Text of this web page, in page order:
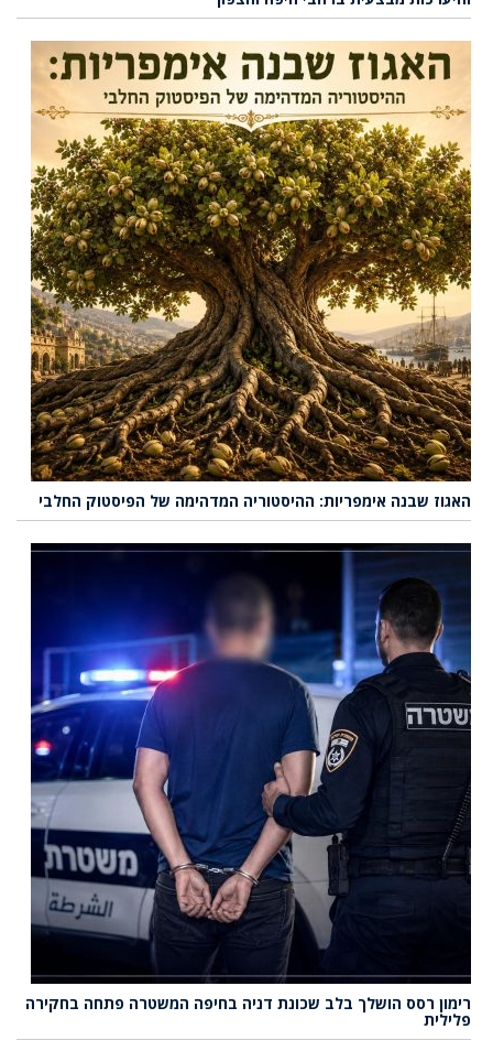
האגוז שבנה אימפריות: ההיסטוריה המדהימה של הפיסטוק החלבי
רימון רסס הושלך בלב שכונת דניה בחיפה המשטרה פתחה בחקירה
פלילית